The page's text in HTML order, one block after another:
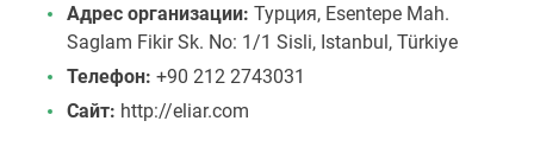
Адрес организации: Турция, Esentepe Mah.
Saglam Fikir Sk. No: 1/1 Sisli, Istanbul, Türkiye
Телефон: +90 212 2743031
Сайт: http://eliar.com